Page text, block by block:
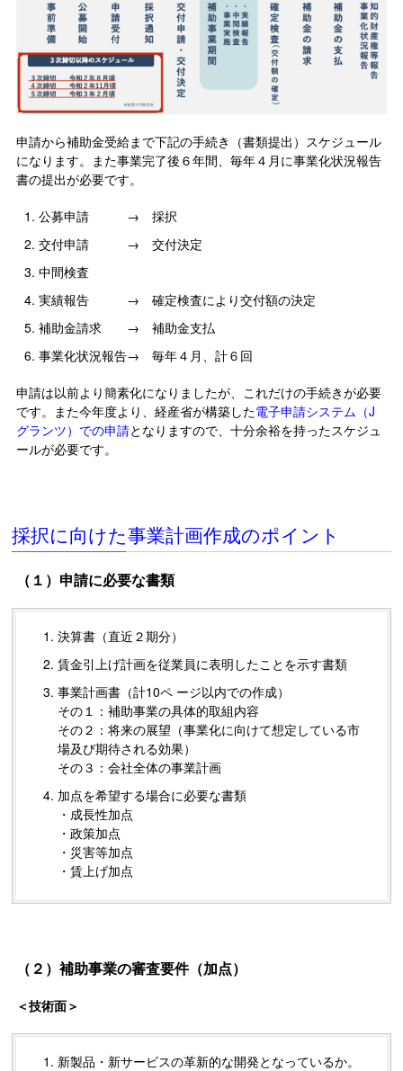
申請から補助金受給まで下記の手続き（書類提出）スケジュール
になります。また事業完了後６年間、毎年４月に事業化状況報告
書の提出が必要です。
公募申請 → 採択
交付申請 → 交付決定
中間検査
実績報告 → 確定検査により交付額の決定
補助金請求 → 補助金支払
事業化状況報告→ 毎年４月、計６回
申請は以前より簡素化になりましたが、これだけの手続きが必要
です。また今年度より、経産省が構築した電子申請システム（J
グランツ）での申請となりますので、十分余裕を持ったスケジュ
ールが必要です。
採択に向けた事業計画作成のポイント
（１）申請に必要な書類
決算書（直近２期分）
賃金引上げ計画を従業員に表明したことを示す書類
事業計画書（計10ペ ージ以内での作成）
その１：補助事業の具体的取組内容
その２：将来の展望（事業化に向けて想定している市
場及び期待される効果）
その３：会社全体の事業計画
加点を希望する場合に必要な書類
・成長性加点
・政策加点
・災害等加点
・賃上げ加点
（２）補助事業の審査要件（加点）
＜技術面＞
新製品・新サービスの革新的な開発となっているか。